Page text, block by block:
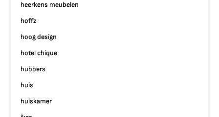
heerkens meubelen
hoffz
hoog design
hotel chique
hubbers
huis
huiskamer